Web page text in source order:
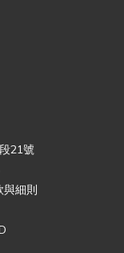
21號
與細則